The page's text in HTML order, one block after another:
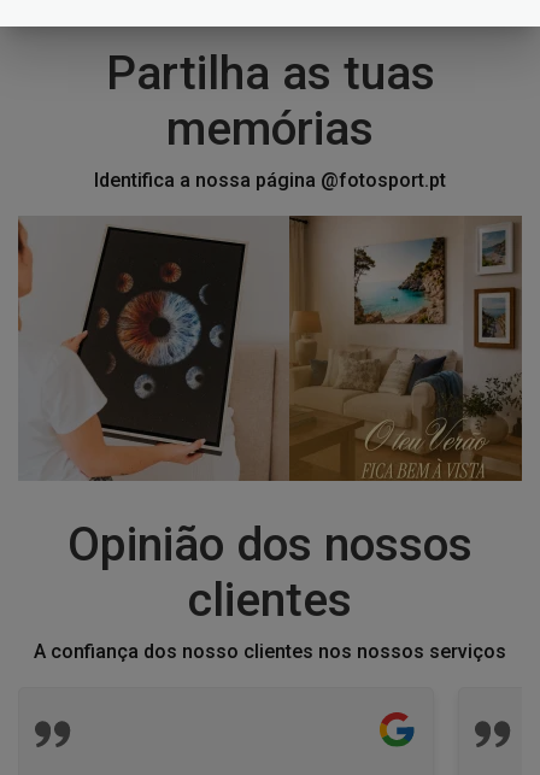
Partilha as tuas
memórias
Identifica a nossa página @fotosport.pt
Opinião dos nossos
clientes
A confiança dos nosso clientes nos nossos serviços